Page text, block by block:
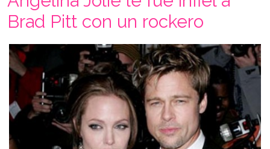
Brad Pitt con un rockero